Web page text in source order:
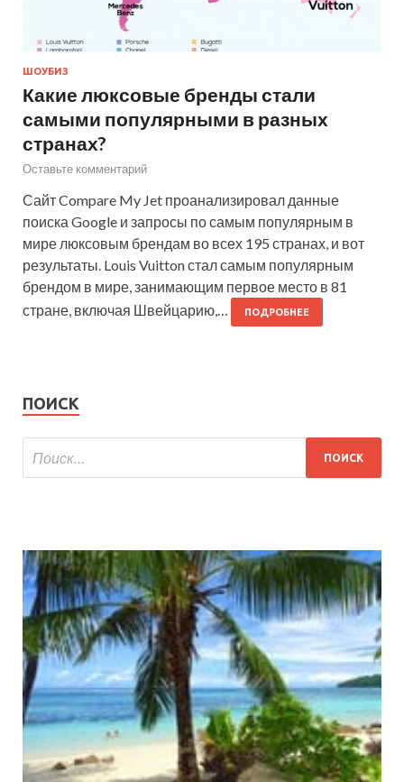
ШОУБИЗ
Какие люксовые бренды стали
самыми популярными в разных
странах?
Оставьте комментарий
Сайт Compare My Jet проанализировал данные
поиска Google и запросы по самым популярным в
мире люксовым брендам во всех 195 странах, и вот
результаты. Louis Vuitton стал самым популярным
брендом в мире, занимающим первое место в 81
стране, включая Швейцарию,…
ПОДРОБНЕЕ
ПОИСК